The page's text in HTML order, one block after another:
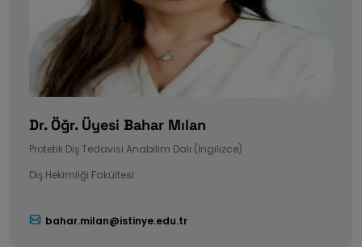
Dr. Öğr. Üyesi Bahar Mılan
Protetik Diş Tedavisi Anabilim Dalı (İngilizce)
Diş Hekimliği Fakültesi
bahar.milan@istinye.edu.tr